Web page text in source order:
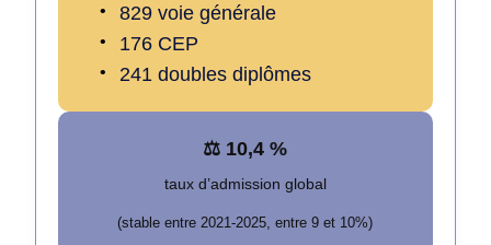
829 voie générale
176 CEP
241 doubles diplômes
⚖️ 10,4 %
taux d’admission global
(stable entre 2021-2025, entre 9 et 10%)